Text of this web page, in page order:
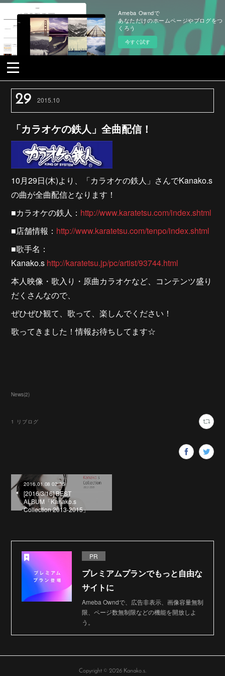
Ameba Owndで
あなただけのホームページやブログをつ
くろう
今すぐ試す
29 2015.10
「カラオケの鉄人」全曲配信！
10月29日(木)より、「カラオケの鉄人」さんでKanako.s
の曲が全曲配信となります！
■カラオケの鉄人： http://www.karatetsu.com/index.shtml
■店舗情報： http://www.karatetsu.com/tenpo/index.shtml
■歌手名：
Kanako.s http://karatetsu.jp/pc/artist/93744.html
本人映像・歌入り・原曲カラオケなど、コンテンツ盛り
だくさんなので、
ぜひぜひ観て、歌って、楽しんでください！
歌ってきました！情報お待ちしてます☆
News(2)
1 リブログ
2016.01.08 02:35
[2016/3/16] BEST
ALBUM「Kanako.s
Collection 2013-2015」
PR
プレミアムプランでもっと自由な
サイトに
Ameba Owndで、広告非表示、画像容量無制
限、ページ数無制限などの機能を開放しよ
う。
Copyright © 2026 Kanako.s.